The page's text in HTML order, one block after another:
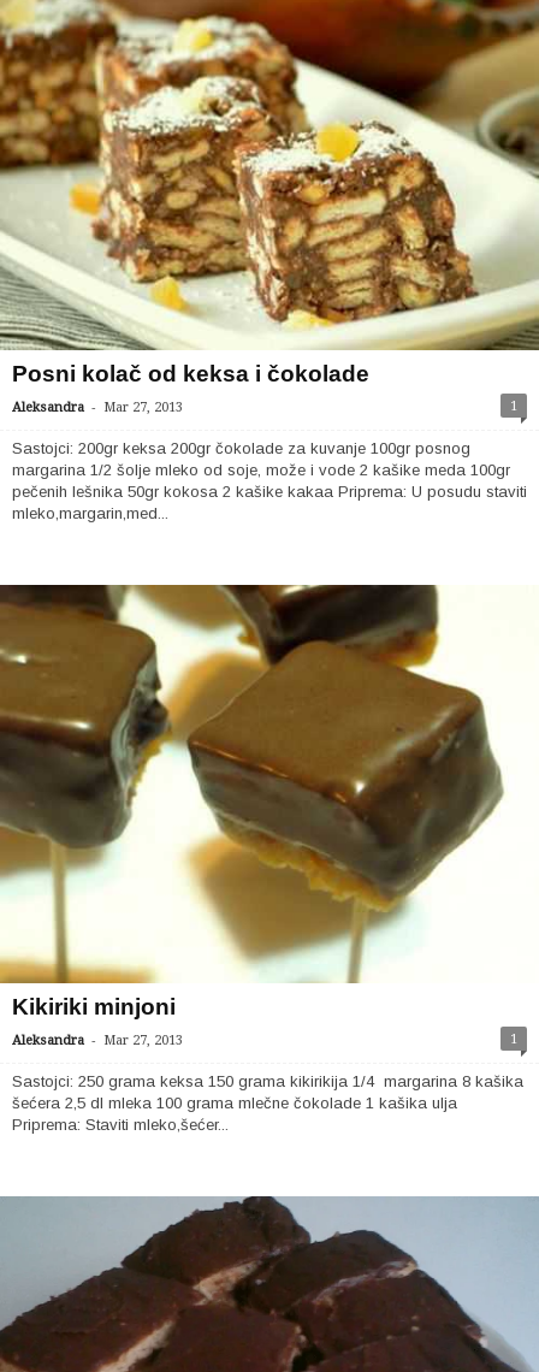
Posni kolač od keksa i čokolade
Aleksandra - Mar 27, 2013 1
Sastojci: 200gr keksa 200gr čokolade za kuvanje 100gr posnog
margarina 1/2 šolje mleko od soje, može i vode 2 kašike meda 100gr
pečenih lešnika 50gr kokosa 2 kašike kakaa Priprema: U posudu staviti
mleko,margarin,med...
Kikiriki minjoni
Aleksandra - Mar 27, 2013 1
Sastojci: 250 grama keksa 150 grama kikirikija 1/4 margarina 8 kašika
šećera 2,5 dl mleka 100 grama mlečne čokolade 1 kašika ulja
Priprema: Staviti mleko,šećer...